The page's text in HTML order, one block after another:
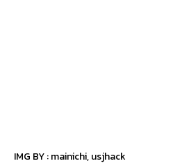
IMG BY :mainichi,usjhack